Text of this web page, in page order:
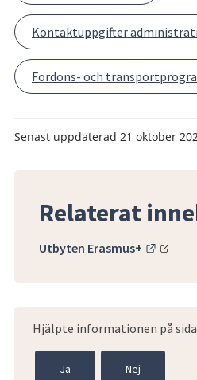
Kontaktuppgifter
Fordons- och
Senast uppdaterad 21 oktober
Relaterat
Utbyten Erasmus+ Länk
Hjälpte informationen på
Ja Nej